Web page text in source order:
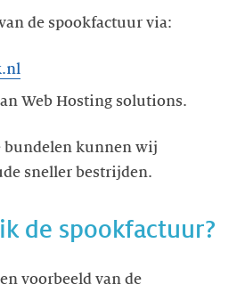
de spookfactuur via:
Web Hosting solutions.
bundelen kunnen wij
sneller bestrijden.
de spookfactuur?
voorbeeld van de